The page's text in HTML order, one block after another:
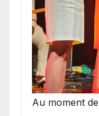
​Au moment